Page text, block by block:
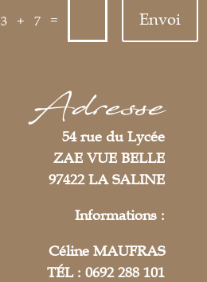
3 + 7 = Envoi
Adresse
54 rue du Lycée
ZAE VUE BELLE
97422 LA SALINE
Informations :
Céline MAUFRAS
TÉL : 0692 288 101